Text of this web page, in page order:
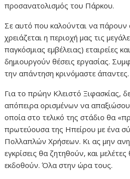
προσανατολισμός του Πάρκου.
Σε αυτό που καλούνται να πάρουν
χρειάζεται η περιοχή μας τις
παγκόσμιας εμβέλειας) εταιρείες
δημιουργούν θέσεις εργασίας.
την απάντηση κρινόμαστε άπαντες.
Για το πρώην Κλειστό Ξιφασκίας,
απόπειρα ορισμένων να
οποία στο τελικό της στάδιο θα
πρωτεύουσα της Ηπείρου με ένα
Πολλαπλών Χρήσεων. Κι ας μην
εγκρίσεις θα ζητηθούν, και
εκδοθούν. Όλα στην ώρα τους.